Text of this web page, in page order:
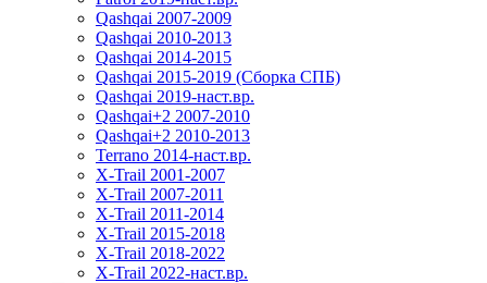
Qashqai 2007-2009
Qashqai 2010-2013
Qashqai 2014-2015
Qashqai 2015-2019 (Сборка СПБ)
Qashqai 2019-наст.вр.
Qashqai+2 2007-2010
Qashqai+2 2010-2013
Terrano 2014-наст.вр.
X-Trail 2001-2007
X-Trail 2007-2011
X-Trail 2011-2014
X-Trail 2015-2018
X-Trail 2018-2022
X-Trail 2022-наст.вр.